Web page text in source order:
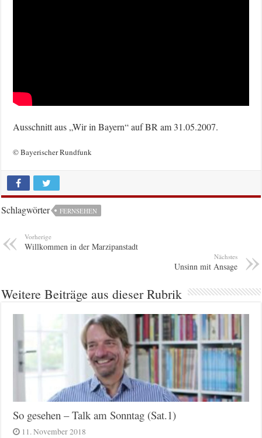
Ausschnitt aus „Wir in Bayern“ auf BR am 31.05.2007.
© Bayerischer Rundfunk
Schlagwörter FERNSEHEN
Vorherige
Willkommen in der Marzipanstadt
Nächstes
Unsinn mit Ansage
Weitere Beiträge aus dieser Rubrik
So gesehen – Talk am Sonntag (Sat.1)
11. November 2018